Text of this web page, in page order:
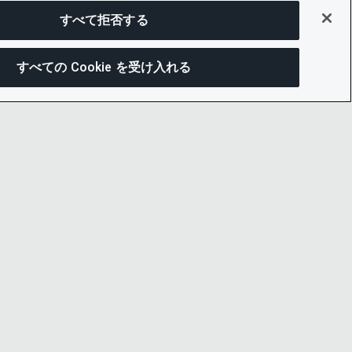
すべて拒否する
すべての Cookie を受け入れる